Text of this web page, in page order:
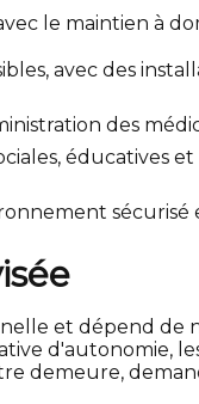
le maintien à
avec des
des
éducatives
et dépend
d'autonomie,
demeure,